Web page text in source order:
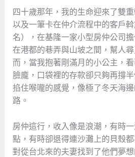
四十歲那年，我的生命迎來了雙
以及一筆卡在仲介流程中的客戶
名），在基隆一家小型房仲公司
在港都的巷弄與山坡之間，幫人
而，當我抱著剛滿月的小公主，
臉龐，口袋裡的存款卻只夠再撐
掐住喉嚨的感覺，像極了冬天海
路。
房仲這行，收入像是浪潮，有時
點，有時卻退得連沙灘上的貝殼
對從台北來的夫妻找到了他們夢